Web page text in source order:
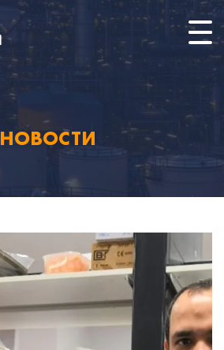
НОВОСТИ